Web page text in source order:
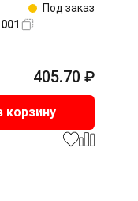
Под заказ
405.70 ₽
корзину